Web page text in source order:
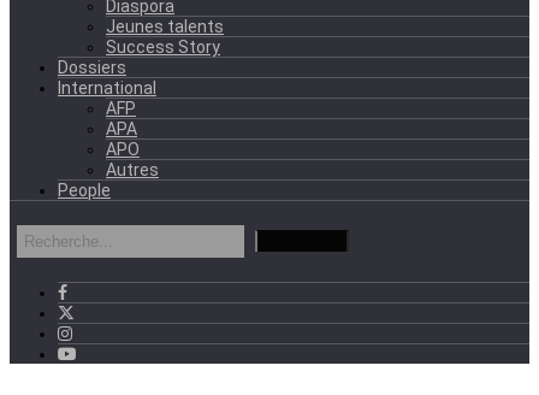
Diaspora
Jeunes talents
Success Story
Dossiers
International
AFP
APA
APO
Autres
People